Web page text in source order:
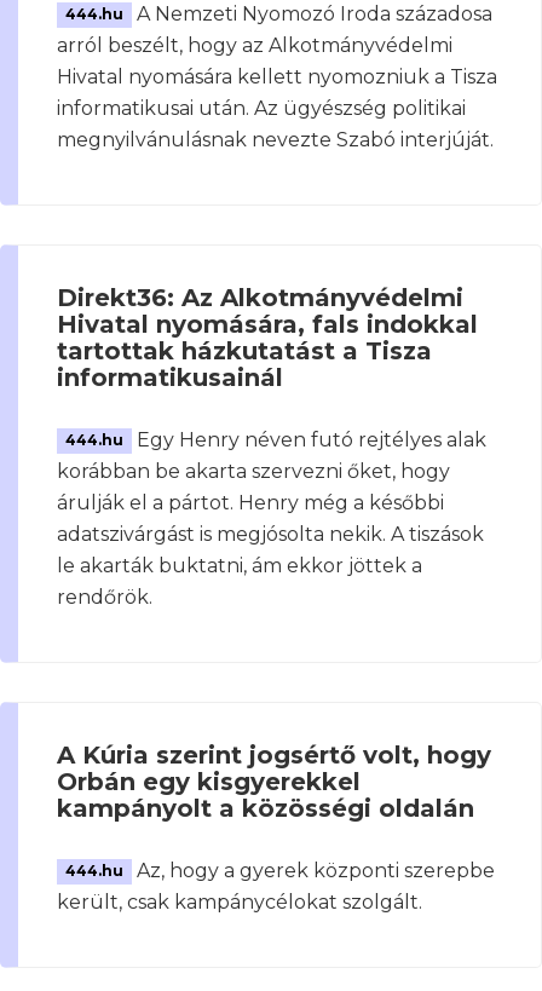
444.hu
A Nemzeti Nyomozó Iroda századosa
arról beszélt, hogy az Alkotmányvédelmi
Hivatal nyomására kellett nyomozniuk a Tisza
informatikusai után. Az ügyészség politikai
megnyilvánulásnak nevezte Szabó interjúját.
Direkt36: Az Alkotmányvédelmi
Hivatal nyomására, fals indokkal
tartottak házkutatást a Tisza
informatikusainál
444.hu
Egy Henry néven futó rejtélyes alak
korábban be akarta szervezni őket, hogy
árulják el a pártot. Henry még a későbbi
adatszivárgást is megjósolta nekik. A tiszások
le akarták buktatni, ám ekkor jöttek a
rendőrök.
A Kúria szerint jogsértő volt, hogy
Orbán egy kisgyerekkel
kampányolt a közösségi oldalán
444.hu
Az, hogy a gyerek központi szerepbe
került, csak kampánycélokat szolgált.